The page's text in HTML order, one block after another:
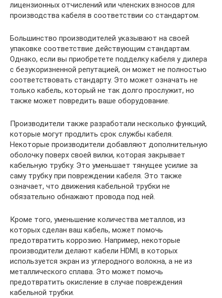
лицензионных отчислений или членских взносов для
производства кабеля в соответствии со стандартом.
Большинство производителей указывают на своей
упаковке соответствие действующим стандартам.
Однако, если вы приобретете подделку кабеля у дилера
с безукоризненной репутацией, он может не полностью
соответствовать стандарту. Это может означать не
только кабель, который не так долго прослужит, но
также может повредить ваше оборудование.
Производители также разработали несколько функций,
которые могут продлить срок службы кабеля.
Некоторые производители добавляют дополнительную
оболочку поверх своей вилки, которая закрывает
кабельную трубку. Это уменьшает тянущее усилие за
саму трубку при повреждении кабеля. Это также
означает, что движения кабельной трубки не
обязательно обнажают провода под ней.
Кроме того, уменьшение количества металлов, из
которых сделан ваш кабель, может помочь
предотвратить коррозию. Например, некоторые
производители делают кабели HDMI, в которых
используется экран из углеродного волокна, а не из
металлического сплава. Это может помочь
предотвратить окисление в случае повреждения
кабельной трубки.